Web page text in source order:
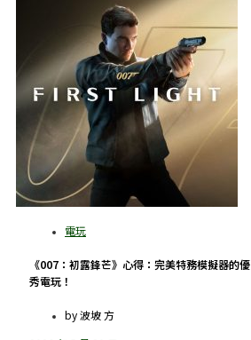
《007：初露鋒芒》心得：完美特務模擬器的優
秀電玩！
by波坡 方